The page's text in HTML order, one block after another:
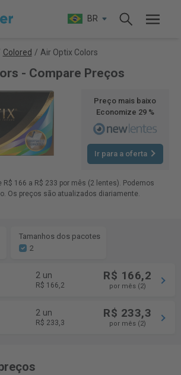
BR
Colored / Air Optix Colors
- Compare Preços
Preço mais baixo
Economize 29 %
Ir para a oferta
R$ 166 a R$ 233 por mês (2 lentes). Podemos
Os preços são atualizados diariamente.
Tamanhos dos pacotes
2
2 un
R$ 166,2
R$ 166,2
por mês (2)
2 un
R$ 233,3
R$ 233,3
por mês (2)